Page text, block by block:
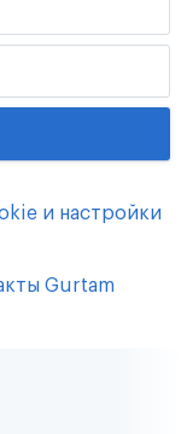
и настройки
Gurtam